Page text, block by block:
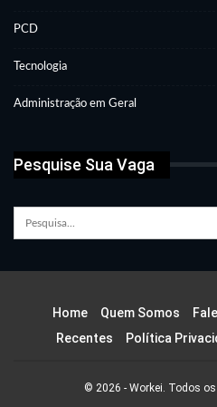
PCD
Tecnologia
Administração em Geral
Pesquise Sua Vaga
Home Quem Somos
Recentes
Política
© 2026 - Workei. Todos